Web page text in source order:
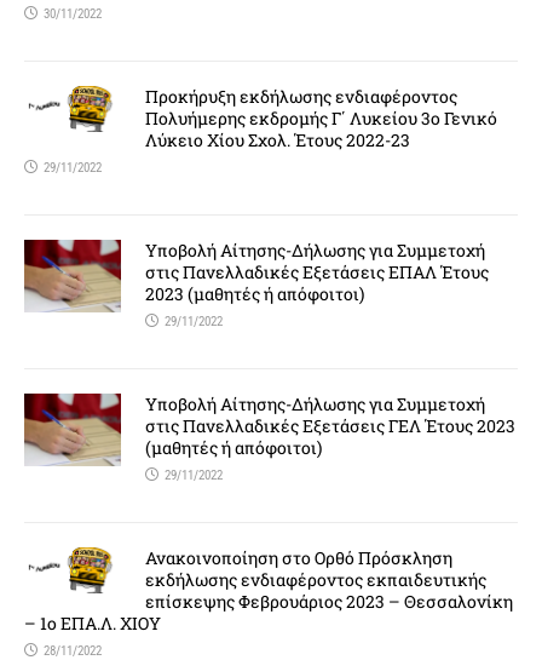
30/11/2022
Προκήρυξη εκδήλωσης ενδιαφέροντος
Πολυήμερης εκδρομής Γ΄ Λυκείου 3ο Γενικό
Λύκειο Χίου Σχολ. Έτους 2022-23
29/11/2022
Υποβολή Αίτησης-Δήλωσης για Συμμετοχή
στις Πανελλαδικές Εξετάσεις ΕΠΑΛ Έτους
2023 (μαθητές ή απόφοιτοι)
29/11/2022
Υποβολή Αίτησης-Δήλωσης για Συμμετοχή
στις Πανελλαδικές Εξετάσεις ΓΕΛ Έτους 2023
(μαθητές ή απόφοιτοι)
29/11/2022
Ανακοινοποίηση στο Ορθό Πρόσκληση
εκδήλωσης ενδιαφέροντος εκπαιδευτικής
επίσκεψης Φεβρουάριος 2023 – Θεσσαλονίκη
– 1ο ΕΠΑ.Λ. ΧΙΟΥ
28/11/2022